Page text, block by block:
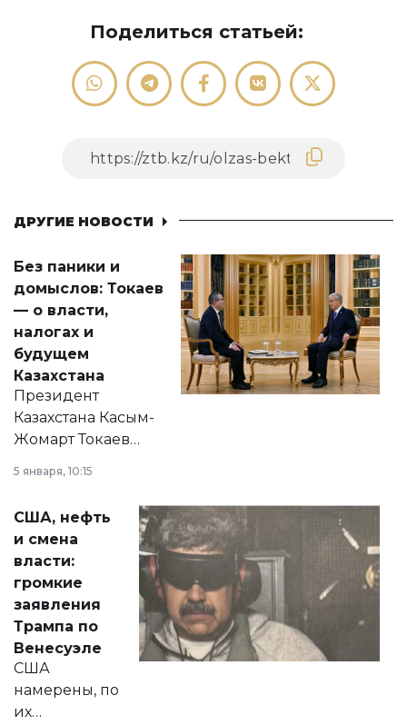
Поделиться статьей:
ДРУГИЕ НОВОСТИ
Без паники и
домыслов: Токаев
— о власти,
налогах и
будущем
Казахстана
Президент
Казахстана Касым-
Жомарт Токаев
сразу несколько
актуальных тем —
от слухов о
политических
реформах до
вопросов армии,
экономики и
личного здоровья.
5 января, 10:15
США, нефть
и смена
власти:
громкие
заявления
Трампа по
Венесуэле
США
намерены, по
их